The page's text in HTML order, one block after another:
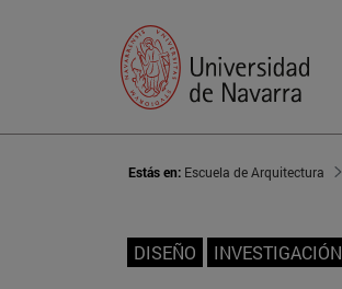
Estás en: Escuela de Arquitectura
DISEÑO INVESTIGACIÓN